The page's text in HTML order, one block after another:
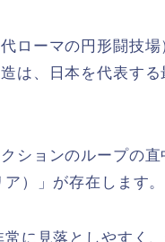
ローマの円形闘技
は、日本を代表す
ションのループの
）」が存在します。
に見落としやすく